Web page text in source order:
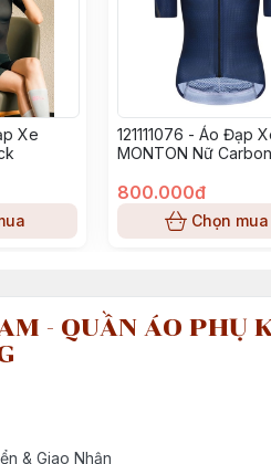
Xe
121111076 - Áo Đạp
MONTON Nữ
800.000đ
Chọn mua
- QUẦN ÁO PHỤ
& Giao Nhận